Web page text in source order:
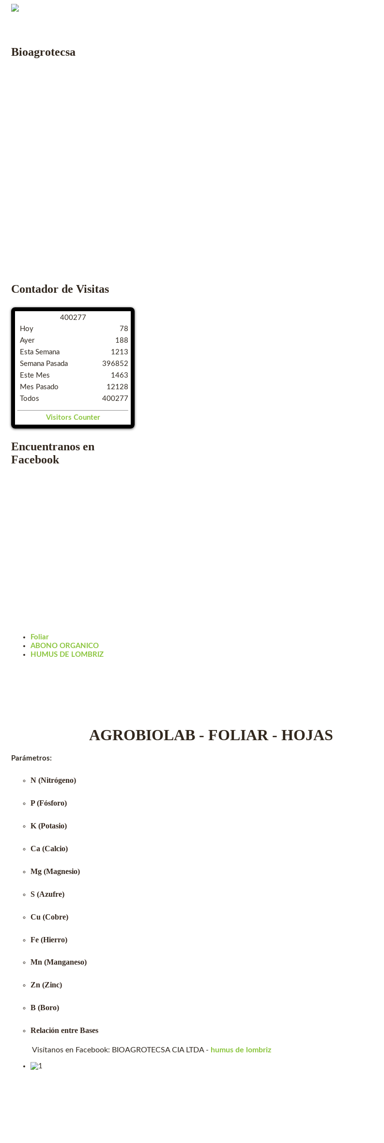
Bioagrotecsa
Contador de Visitas
4002 7 7
Hoy
Ayer
Esta Semana
Semana Pasada
Este Mes
Mes Pasado
Todos
78
188
1213
396852
1463
12128
400277
Visitors Counter
Encuentranos en
Facebook
Foliar
ABONO ORGANICO
HUMUS DE LOMBRIZ
AGROBIOLAB - FOLIAR - HOJAS
Parámetros:
N (Nitrógeno)
P (Fósforo)
K (Potasio)
Ca (Calcio)
Mg (Magnesio)
S (Azufre)
Cu (Cobre)
Fe (Hierro)
Mn (Manganeso)
Zn (Zinc)
B (Boro)
Relación entre Bases
Visítanos en Facebook: BIOAGROTECSA CIA LTDA - humus de lombriz